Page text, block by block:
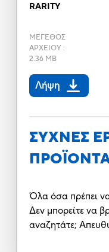
RARITY
ΜΕΓΕΘΟΣ
ΑΡΧΕΙΟΥ:
2.36 MB
Λήψη
ΣΥΧΝΕΣ
Όλα όσα πρέπει
Δεν μπορείτε να
αναζητάτε;